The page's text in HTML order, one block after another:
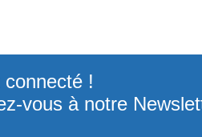
connecté !
vous à notre